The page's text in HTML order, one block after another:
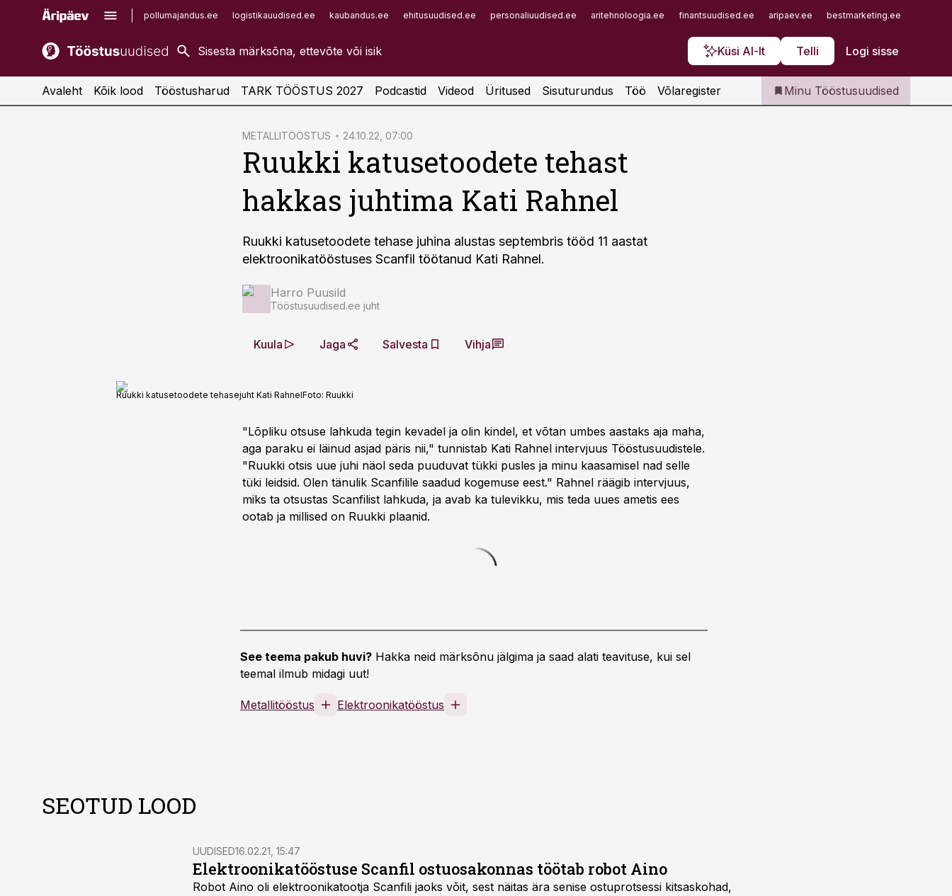
pollumajandus.ee logistikauudised.ee kaubandus.ee ehitusuudised.ee personaliuudised.ee aritehnoloogia.ee finantsuudised.ee aripaev.ee bestmarketing.ee
Küsi AI-lt Telli Logi sisse
kaubandus.ee
kinnisvarauudised.ee
imelineajalugu.ee
Infopank
Iseteenindus
Telli Tööstusuudised
Avaleht Kõik lood Tööstusharud TARK TÖÖSTUS 2027 Podcastid Videod Üritused Sisuturundus Töö Võlaregister Minu Tööstusuudised
METALLITÖÖSTUS 24.10.22, 07:00
Ruukki katusetoodete tehast
hakkas juhtima Kati Rahnel
Ruukki katusetoodete tehase juhina alustas septembris tööd 11 aastat
elektroonikatööstuses Scanfil töötanud Kati Rahnel.
Harro Puusild
Tööstusuudised.ee juht
Kuula Jaga Salvesta Vihja
Ruukki katusetoodete tehasejuht Kati RahnelFoto: Ruukki
"Lõpliku otsuse lahkuda tegin kevadel ja olin kindel, et võtan umbes aastaks aja maha,
aga paraku ei läinud asjad päris nii," tunnistab Kati Rahnel intervjuus Tööstusuudistele.
"Ruukki otsis uue juhi näol seda puuduvat tükki pusles ja minu kaasamisel nad selle
tüki leidsid. Olen tänulik Scanfilile saadud kogemuse eest." Rahnel räägib intervjuus,
miks ta otsustas Scanfilist lahkuda, ja avab ka tulevikku, mis teda uues ametis ees
ootab ja millised on Ruukki plaanid.
See teema pakub huvi? Hakka neid märksõnu jälgima ja saad alati teavituse, kui sel
teemal ilmub midagi uut!
Metallitööstus Elektroonikatööstus
SEOTUD LOOD
UUDISED16.02.21, 15:47
Elektroonikatööstuse Scanfil ostuosakonnas töötab robot Aino
Robot Aino oli elektroonikatootja Scanfili jaoks võit, sest näitas ära senise ostuprotsessi kitsaskohad,